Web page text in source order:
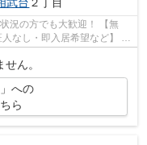
の方でも大歓迎！ 【無
なし・即入居希望など】 ネ
ん。
への
ら